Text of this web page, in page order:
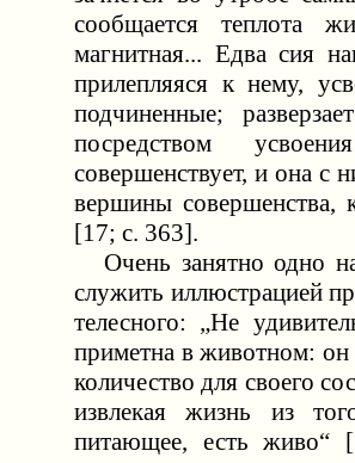
сообщается теплота
магнитная... Едва сия
прилепляяся к нему,
подчиненные;
посредством
совершенствует, и она с
вершины совершенства,
[17; c. 363].
Очень занятно одно
служить иллюстрацией
телесного: „Не
приметна в животном: он
количество для своего
извлекая жизнь из
питающее, есть